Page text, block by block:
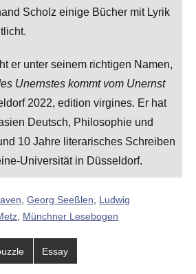
Scholz einige Bücher mit Lyrik
er unter seinem richtigen Namen,
Unernstes kommt vom Unernst
2022, edition virgines. Er hat
Deutsch, Philosophie und
10 Jahre literarisches Schreiben
Universität in Düsseldorf.
, Georg Seeßlen, Ludwig
, Münchner Lesebogen
Essay